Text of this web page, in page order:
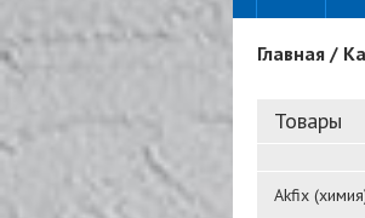
Вы
Главная /
Товары
Akfix